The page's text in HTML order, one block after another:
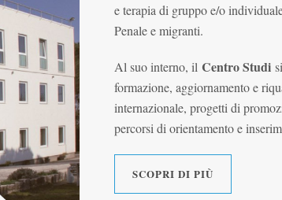
e terapia di gruppo e/o
Penale e migranti.
Al suo interno, il Centro Studi
formazione, aggiornamento e
internazionale, progetti di
percorsi di orientamento e
SCOPRI DI PIÙ